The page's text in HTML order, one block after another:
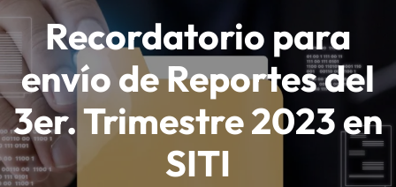
Recordatorio para
envío de Reportes del
3er. Trimestre 2023 en
SITI